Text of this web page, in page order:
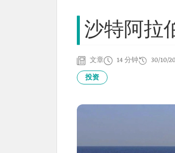
沙特阿拉
文章 14 分钟 30/10/
投资